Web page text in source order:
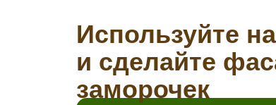
Используйте
и сделайте
заморочек